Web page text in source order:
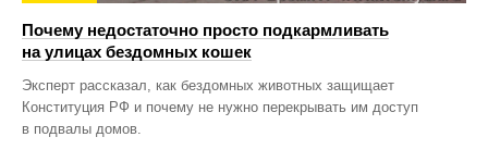
Почему недостаточно просто подкармливать
на улицах бездомных кошек
Эксперт рассказал, как бездомных животных защищает
Конституция РФ и почему не нужно перекрывать им доступ
в подвалы домов.